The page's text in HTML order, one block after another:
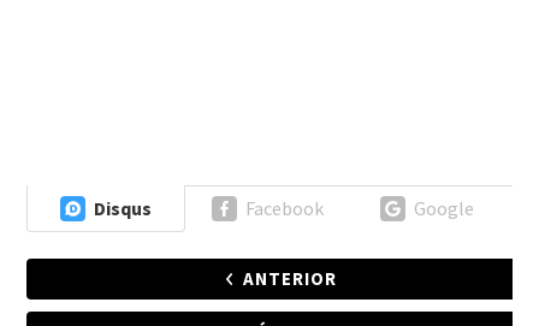
Disqus Facebook Google
ANTERIOR